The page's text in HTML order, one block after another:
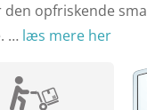
opfriskende
… læs mere her